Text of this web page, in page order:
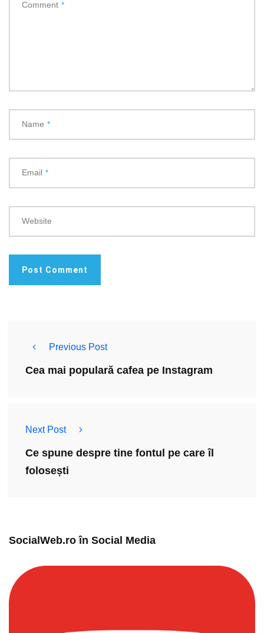
Comment *
Name *
Email *
Website
Previous Post
Cea mai populară cafea pe Instagram
Next Post
Ce spune despre tine fontul pe care îl
folosești
SocialWeb.ro în Social Media​